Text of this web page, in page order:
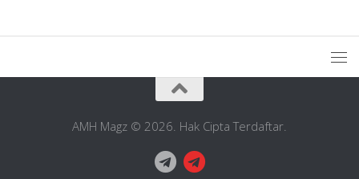
AMH Magz © 2026. Hak Cipta Terdaftar.